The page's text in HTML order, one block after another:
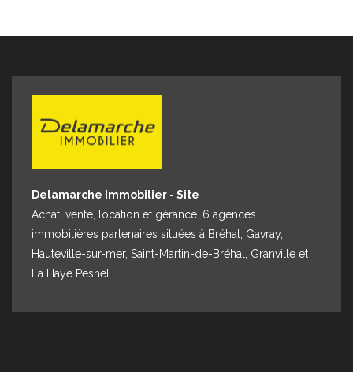
Delamarche Immobilier - Site
Achat, vente, location et gérance. 6 agences
immobilières partenaires situées à Bréhal, Gavray,
Hauteville-sur-mer, Saint-Martin-de-Bréhal, Granville et
La Haye Pesnel